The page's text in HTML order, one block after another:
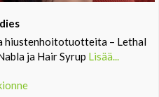
hiustenhoitotuotteita – Lethal
ja Hair Syrup Lisää...